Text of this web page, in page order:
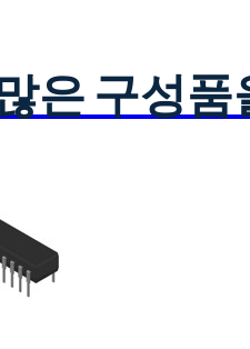
은 구성